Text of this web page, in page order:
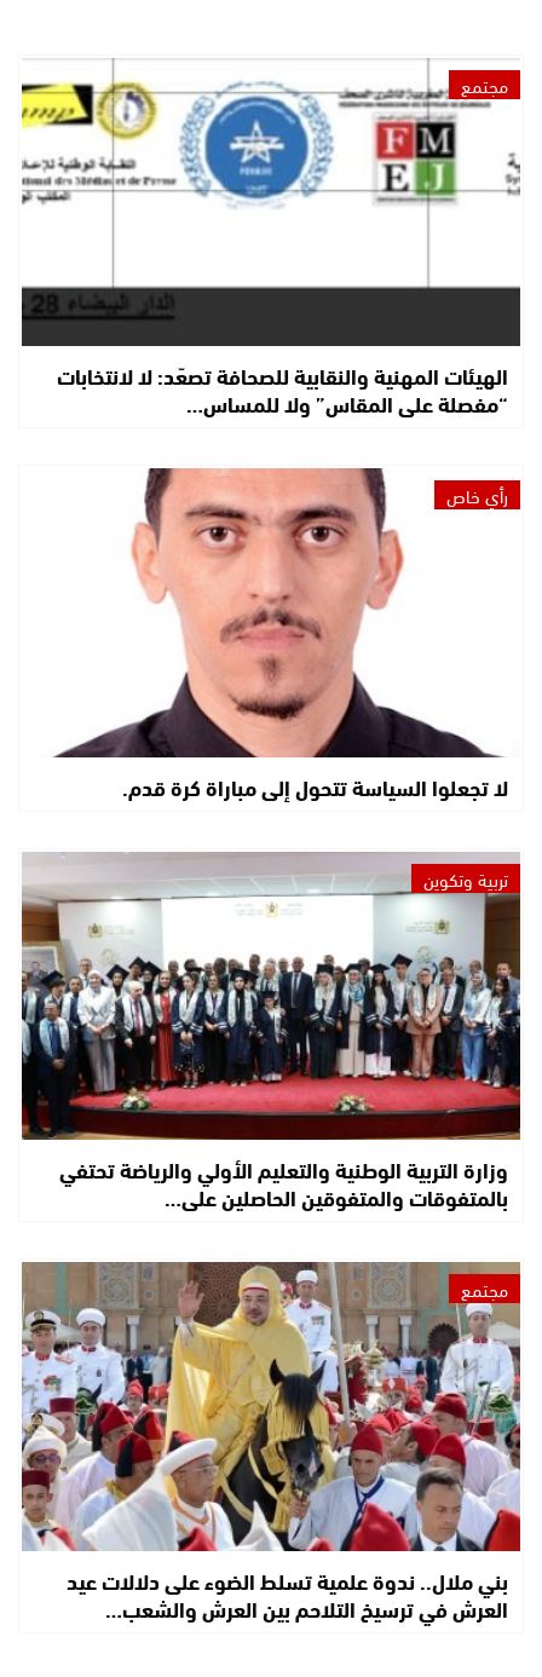
مجتمع
الهيئات المهنية والنقابية للصحافة تصعّد: لا لانتخابات
“مفصلة على المقاس” ولا للمساس…
رأي خاص
لا تجعلوا السياسة تتحول إلى مباراة كرة قدم.
تربية وتكوين
وزارة التربية الوطنية والتعليم الأولي والرياضة تحتفي
بالمتفوقات والمتفوقين الحاصلين على…
مجتمع
بني ملال.. ندوة علمية تسلط الضوء على دلالات عيد
العرش في ترسيخ التلاحم بين العرش والشعب…